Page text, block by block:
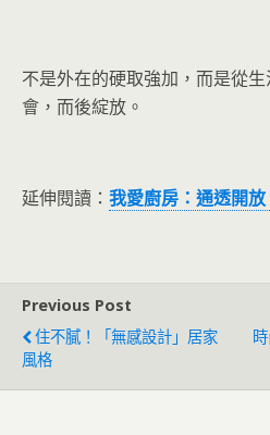
不是外在的硬取強加，而是從
會，而後綻放。
延伸閱讀： 我愛廚房：通透開
Previous Post
住不膩！「無感設計」居家
風格